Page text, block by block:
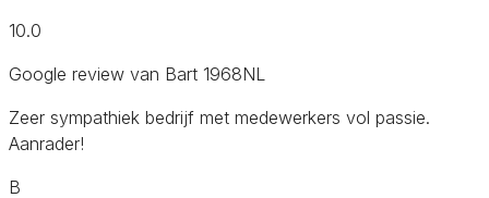
10.0
Google review van Bart 1968NL
Zeer sympathiek bedrijf met medewerkers vol passie.
Aanrader!
B